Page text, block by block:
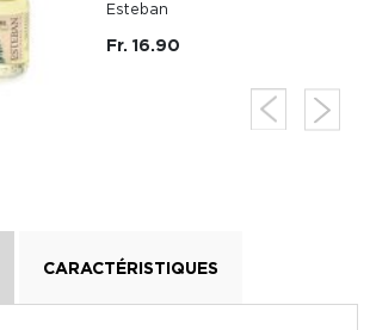
Esteban
Fr. 16.90
CARACTÉRISTIQUES